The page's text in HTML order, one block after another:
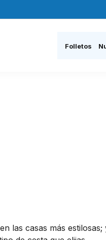
Folletos
las casas más